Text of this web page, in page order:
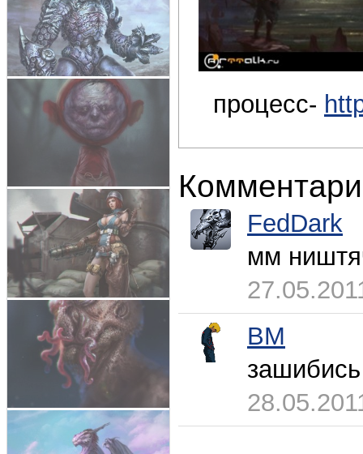
процесс-
FedDark
мм
BM